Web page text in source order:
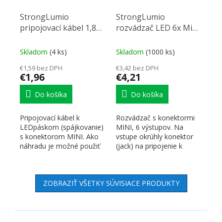
StrongLumio
pripojovací kábel 1,8m
Skladom (4 ks)
€1,59 bez DPH
€1,96
Do košíka
Pripojovací kábel k
LEDpáskom (spájkovanie)
s konektorom MINI. Ako
náhradu je možné použiť
StrongLumio
rozvádzač LED 6x Mini
Skladom (1000 ks)
€3,42 bez DPH
€4,21
Do košíka
Rozvádzač s konektormi
MINI, 6 výstupov. Na
vstupe okrúhly konektor
(jack) na pripojenie k
ZOBRAZIŤ VŠETKY SÚVISIACE PRODUKTY